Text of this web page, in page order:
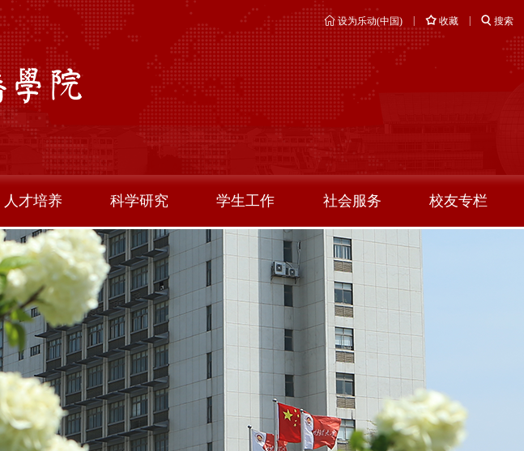
设为乐动(中国) 收藏 搜索
人才培养 科学研究 学生工作 社会服务 校友专栏